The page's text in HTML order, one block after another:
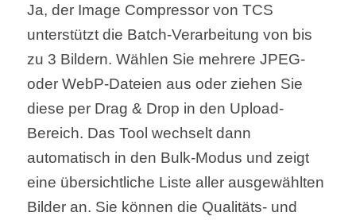
Ja, der Image Compressor von TCS
unterstützt die Batch-Verarbeitung von bis
zu 3 Bildern. Wählen Sie mehrere JPEG-
oder WebP-Dateien aus oder ziehen Sie
diese per Drag & Drop in den Upload-
Bereich. Das Tool wechselt dann
automatisch in den Bulk-Modus und zeigt
eine übersichtliche Liste aller ausgewählten
Bilder an. Sie können die Qualitäts- und